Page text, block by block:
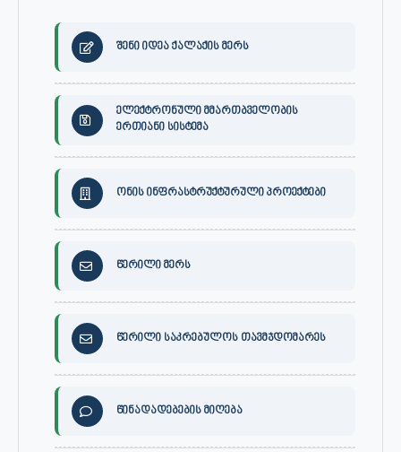
შენი იდეა ქალაქის მერს
ელექტრონული მმართბველობის
ერთიანი სისტემა
ონის ინფრასტრუქტურული პროექტები
წერილი მერს
წერილი საკრებულოს თავმჯდომარეს
წინადადებების მიღება